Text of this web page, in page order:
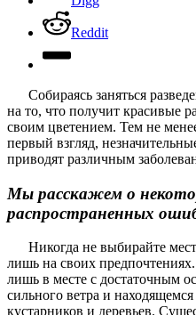
Reddit
Собираясь заняться
на то, что получит красивые
своим цветением. Тем не
первый взгляд,
приводят различным
Мы расскажем о
распространенных
Никогда не выбирайте
лишь на своих
лишь в месте с достаточным
сильного ветра и
кустарников и деревьев.